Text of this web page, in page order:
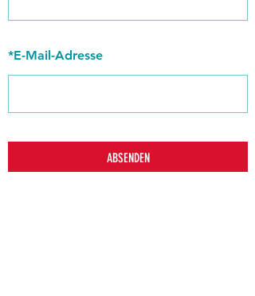
*E-Mail-Adresse
ABSENDEN